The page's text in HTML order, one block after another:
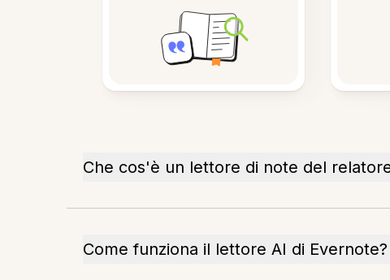
Che cos'è un lettore di note del
Come funziona il lettore AI di Evernote?